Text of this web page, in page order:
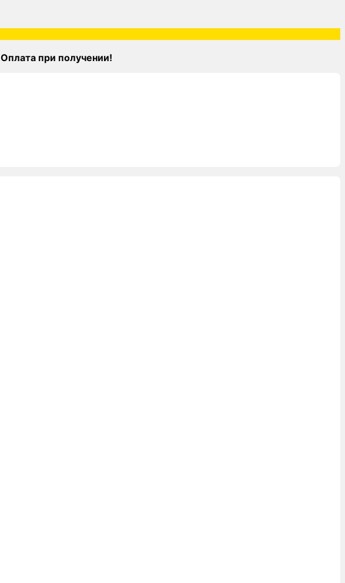
Оплата при получении!